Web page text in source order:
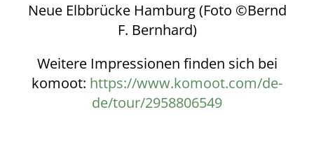
Neue Elbbrücke Hamburg (Foto ©Bernd
F. Bernhard)
Weitere Impressionen finden sich bei
komoot: https://www.komoot.com/de-
de/tour/2958806549